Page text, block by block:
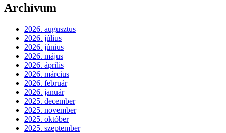
Archívum
2026. augusztus
2026. július
2026. június
2026. május
2026. április
2026. március
2026. február
2026. január
2025. december
2025. november
2025. október
2025. szeptember